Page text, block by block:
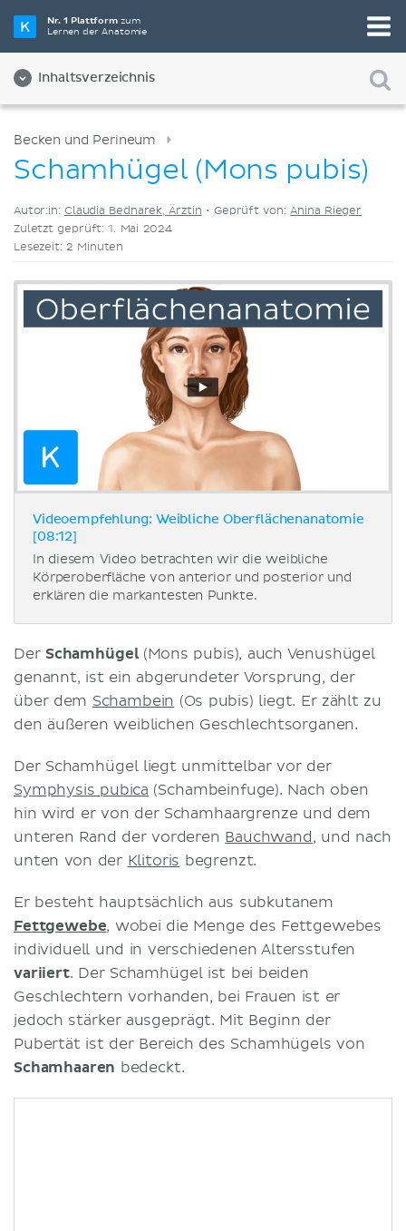
Nr. 1 Plattformzum
Lernen der Anatomie
Inhaltsverzeichnis
Wähle die beste Lernmethode für dich
Videos
Becken und Perineum
Schamhügel (Mons pubis)
Autor:in: Claudia Bednarek, Ärztin •Geprüft von:Anina Rieger
Zuletzt geprüft: 1. Mai 2024
Lesezeit: 2 Minuten
Videoempfehlung: Weibliche Oberflächenanatomie
[08:12]
In diesem Video betrachten wir die weibliche
Körperoberfläche von anterior und posterior und
erklären die markantesten Punkte.
Der Schamhügel(Mons pubis), auch Venushügel
genannt, ist ein abgerundeter Vorsprung, der
über dem Schambein (Os pubis) liegt. Er zählt zu
den äußeren weiblichen Geschlechtsorganen.
Der Schamhügel liegt unmittelbar vor der
Symphysis pubica (Schambeinfuge). Nach oben
hin wird er von der Schamhaargrenze und dem
unteren Rand der vorderen Bauchwand, und nach
unten von der Klitoris begrenzt.
Er besteht hauptsächlich aus subkutanem
Fettgewebe, wobei die Menge des Fettgewebes
individuell und in verschiedenen Altersstufen
variiert. Der Schamhügel ist bei beiden
Geschlechtern vorhanden, bei Frauen ist er
jedoch stärker ausgeprägt. Mit Beginn der
Pubertät ist der Bereich des Schamhügels von
Schamhaaren bedeckt.